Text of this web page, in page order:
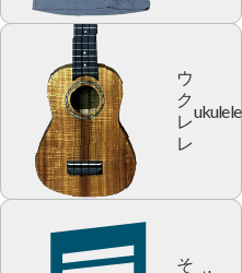
ウ
ク
レ
レ
ukulele
そ